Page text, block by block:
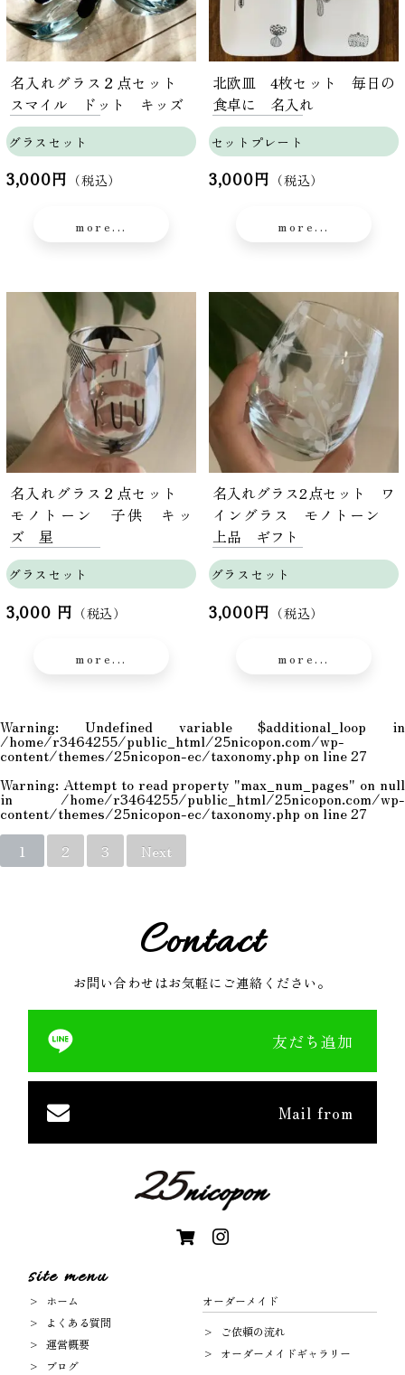
名入れグラス２点セット
スマイル ドット キッズ
グラスセット
3,000円 （税込）
more...
北欧皿 4枚セット 毎日の
食卓に 名入れ
セットプレート
3,000円 （税込）
more...
名入れグラス２点セット
モノトーン 子供 キッ
ズ 星
グラスセット
3,000 円 （税込）
more...
名入れグラス2点セット ワ
イングラス モノトーン
上品 ギフト
グラスセット
3,000円 （税込）
more...
Warning: Undefined variable $additional_loop in
/home/r3464255/public_html/25nicopon.com/wp-
content/themes/25nicopon-ec/taxonomy.php on line27
Warning: Attempt to read property "max_num_pages" on null
in /home/r3464255/public_html/25nicopon.com/wp-
content/themes/25nicopon-ec/taxonomy.php on line27
1
2 3 Next
Contact
お問い合わせはお気軽にご連絡ください。
友だち追加
Mail from
site menu
ホーム
よくある質問
運営概要
ブログ
オーダーメイド
ご依頼の流れ
オーダーメイドギャラリー